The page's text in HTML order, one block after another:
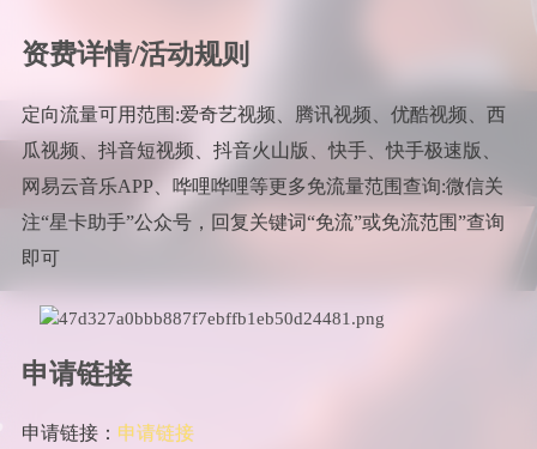
资费详情/活动规则
定向流量可用范围:爱奇艺视频、腾讯视频、优酷视频、西
瓜视频、抖音短视频、抖音火山版、快手、快手极速版、
网易云音乐APP、哗哩哗哩等更多免流量范围查询:微信关
注“星卡助手”公众号，回复关键词“免流”或免流范围”查询
即可
申请链接
申请链接： 申请链接